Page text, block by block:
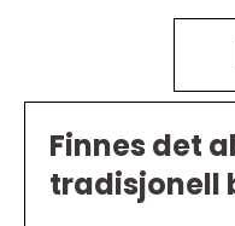
Finnes det
tradisjonell